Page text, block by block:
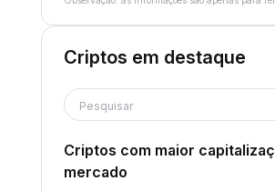
Criptos em destaque
Pesquisar
Criptos com maior
mercado